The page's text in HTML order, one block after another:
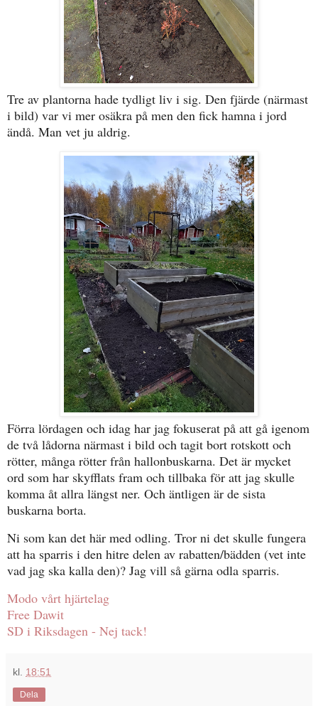
Tre av plantorna hade tydligt liv i sig. Den fjärde (närmast
i bild) var vi mer osäkra på men den fick hamna i jord
ändå. Man vet ju aldrig.
Förra lördagen och idag har jag fokuserat på att gå igenom
de två lådorna närmast i bild och tagit bort rotskott och
rötter, många rötter från hallonbuskarna. Det är mycket
ord som har skyfflats fram och tillbaka för att jag skulle
komma åt allra längst ner. Och äntligen är de sista
buskarna borta.
Ni som kan det här med odling. Tror ni det skulle fungera
att ha sparris i den hitre delen av rabatten/bädden (vet inte
vad jag ska kalla den)? Jag vill så gärna odla sparris.
Modo vårt hjärtelag
Free Dawit
SD i Riksdagen - Nej tack!
kl. 18:51
Dela